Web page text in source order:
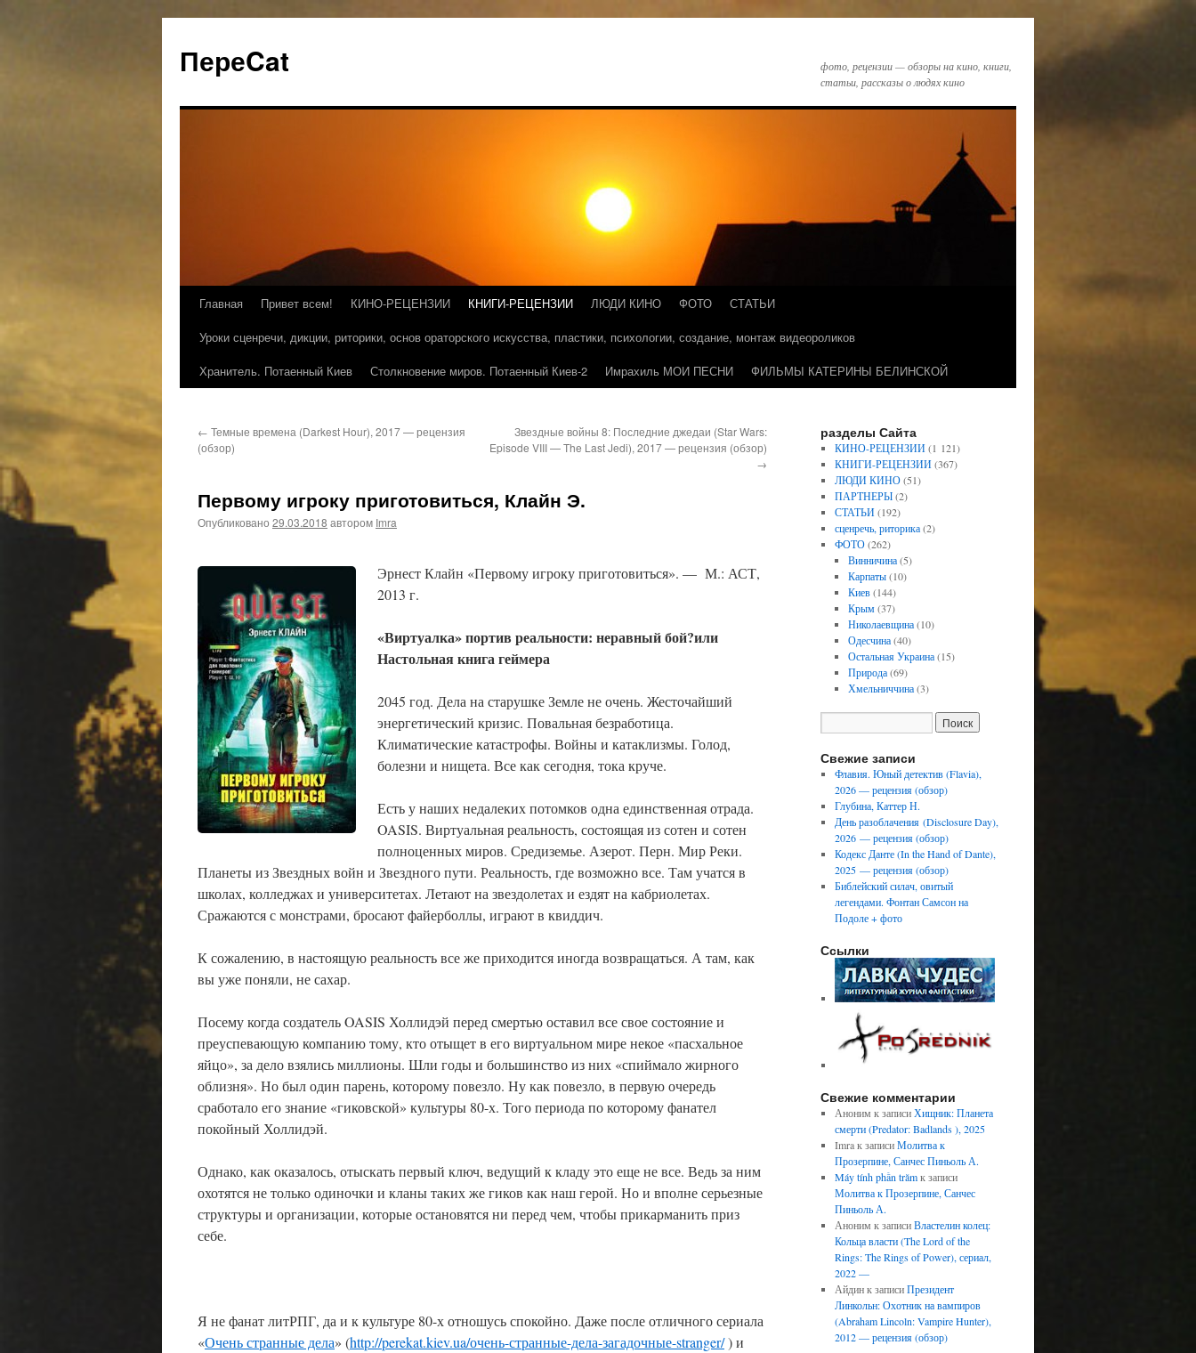
ПереCat
фото, рецензии — обзоры на кино, книги,
статьи, рассказы о людях кино
Главная Привет всем! КИНО-РЕЦЕНЗИИ КНИГИ-РЕЦЕНЗИИ ЛЮДИ КИНО ФОТО
СТАТЬИ
Уроки сценречи, дикции, риторики, основ ораторского искусства, пластики, психологии, создание, монтаж видеороликов
Хранитель. Потаенный Киев
Столкновение миров. Потаенный Киев-2 Имрахиль МОИ ПЕСНИ ФИЛЬМЫ КАТЕРИНЫ БЕЛИНСКОЙ
← Темные времена (Darkest Hour), 2017 — рецензия
(обзор)
Звездные войны 8: Последние джедаи (Star Wars:
Episode VIII — The Last Jedi), 2017 — рецензия (обзор)
→
Первому игроку приготовиться, Клайн Э.
Опубликовано 29.03.2018 автором Imra
Эрнест Клайн «Первому игроку приготовиться». — М.: АСТ,
2013 г.
«Виртуалка» портив реальности: неравный бой?или
Настольная книга геймера
2045 год. Дела на старушке Земле не очень. Жесточайший
энергетический кризис. Повальная безработица.
Климатические катастрофы. Войны и катаклизмы. Голод,
болезни и нищета. Все как сегодня, тока круче.
Есть у наших недалеких потомков одна единственная отрада.
OASIS. Виртуальная реальность, состоящая из сотен и сотен
полноценных миров. Средиземье. Азерот. Перн. Мир Реки.
Планеты из Звездных войн и Звездного пути. Реальность, где возможно все. Там учатся в
школах, колледжах и университетах. Летают на звездолетах и ездят на кабриолетах.
Сражаются с монстрами, бросают файерболлы, играют в квиддич.
К сожалению, в настоящую реальность все же приходится иногда возвращаться. А там, как
вы уже поняли, не сахар.
Посему когда создатель OASIS Холлидэй перед смертью оставил все свое состояние и
преуспевающую компанию тому, кто отыщет в его виртуальном мире некое «пасхальное
яйцо», за дело взялись миллионы. Шли годы и большинство из них «спиймало жирного
облизня». Но был один парень, которому повезло. Ну как повезло, в первую очередь
сработало его знание «гиковской» культуры 80-х. Того периода по которому фанател
покойный Холлидэй.
Однако, как оказалось, отыскать первый ключ, ведущий к кладу это еще не все. Ведь за ним
охотятся не только одиночки и кланы таких же гиков как наш герой. Но и вполне серьезные
структуры и организации, которые остановятся ни перед чем, чтобы прикарманить приз
себе.
Я не фанат литРПГ, да и к культуре 80-х отношусь спокойно. Даже после отличного сериала
«Очень странные дела» (http://perekat.kiev.ua/очень-странные-дела-загадочные-stranger/) и
разделы Сайта
КИНО-РЕЦЕНЗИИ(1 121)
КНИГИ-РЕЦЕНЗИИ(367)
ЛЮДИ КИНО(51)
ПАРТНЕРЫ(2)
СТАТЬИ(192)
сценречь, риторика(2)
ФОТО(262)
Винничина(5)
Карпаты(10)
Киев(144)
Крым(37)
Николаевщина(10)
Одесчина(40)
Остальная Украина(15)
Природа(69)
Хмельниччина(3)
Свежие записи
Флавия. Юный детектив (Flavia),
2026 — рецензия (обзор)
Глубина, Каттер Н.
День разоблачения (Disclosure Day),
2026 — рецензия (обзор)
Кодекс Данте (In the Hand of Dante),
2025 — рецензия (обзор)
Библейский силач, овитый
легендами. Фонтан Самсон на
Подоле + фото
Ссылки
Свежие комментарии
Аноним к записиХищник: Планета
смерти (Predator: Badlands ), 2025
Imraк записиМолитва к
Прозерпине, Санчес Пиньоль А.
Máy tính phần trămк записи
Молитва к Прозерпине, Санчес
Пиньоль А.
Аноним к записиВластелин колец:
Кольца власти (The Lord of the
Rings: The Rings of Power), сериал,
2022 —
Айдинк записиПрезидент
Линкольн: Охотник на вампиров
(Abraham Lincoln: Vampire Hunter),
2012 — рецензия (обзор)